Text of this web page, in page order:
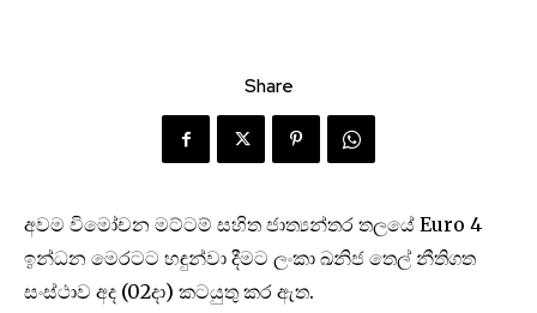
Share
අවම විමෝචන මට්ටම් සහිත ජාත්‍යන්තර තලයේ Euro 4
ඉන්ධන මෙරටට හඳුන්වා දීමට ලංකා ඛනිජ තෙල් නීතිගත
සංස්ථාව අද (02දා) කටයුතු කර ඇත.